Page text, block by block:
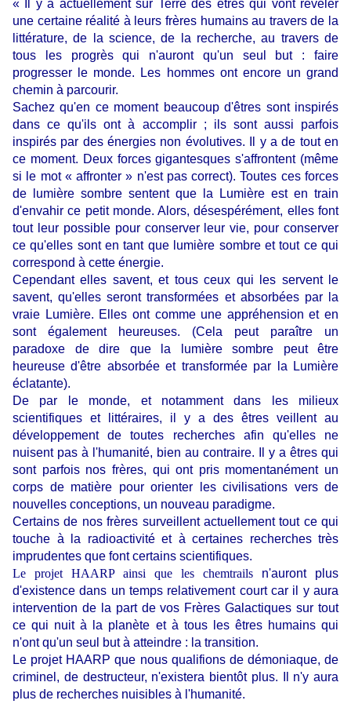
« Il y a actuellement sur Terre des êtres qui vont révéler
une certaine réalité à leurs frères humains au travers de la
littérature, de la science, de la recherche, au travers de
tous les progrès qui n'auront qu'un seul but : faire
progresser le monde. Les hommes ont encore un grand
chemin à parcourir.
Sachez qu'en ce moment beaucoup d'êtres sont inspirés
dans ce qu'ils ont à accomplir ; ils sont aussi parfois
inspirés par des énergies non évolutives. Il y a de tout en
ce moment. Deux forces gigantesques s'affrontent (même
si le mot « affronter » n'est pas correct). Toutes ces forces
de lumière sombre sentent que la Lumière est en train
d'envahir ce petit monde. Alors, désespérément, elles font
tout leur possible pour conserver leur vie, pour conserver
ce qu'elles sont en tant que lumière sombre et tout ce qui
correspond à cette énergie.
Cependant elles savent, et tous ceux qui les servent le
savent, qu'elles seront transformées et absorbées par la
vraie Lumière. Elles ont comme une appréhension et en
sont également heureuses. (Cela peut paraître un
paradoxe de dire que la lumière sombre peut être
heureuse d'être absorbée et transformée par la Lumière
éclatante).
De par le monde, et notamment dans les milieux
scientifiques et littéraires, il y a des êtres veillent au
développement de toutes recherches afin qu'elles ne
nuisent pas à l'humanité, bien au contraire. Il y a êtres qui
sont parfois nos frères, qui ont pris momentanément un
corps de matière pour orienter les civilisations vers de
nouvelles conceptions, un nouveau paradigme.
Certains de nos frères surveillent actuellement tout ce qui
touche à la radioactivité et à certaines recherches très
imprudentes que font certains scientifiques.
Le projet HAARP ainsi que les chemtrails n'auront plus
d'existence dans un temps relativement court car il y aura
intervention de la part de vos Frères Galactiques sur tout
ce qui nuit à la planète et à tous les êtres humains qui
n'ont qu'un seul but à atteindre : la transition.
Le projet HAARP que nous qualifions de démoniaque, de
criminel, de destructeur, n'existera bientôt plus. Il n'y aura
plus de recherches nuisibles à l'humanité.